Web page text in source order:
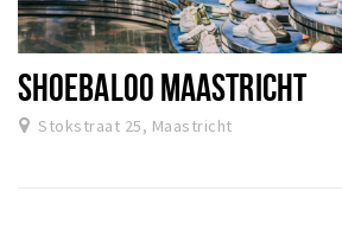
SHOEBALOO MAASTRICHT
Stokstraat 25, Maastricht